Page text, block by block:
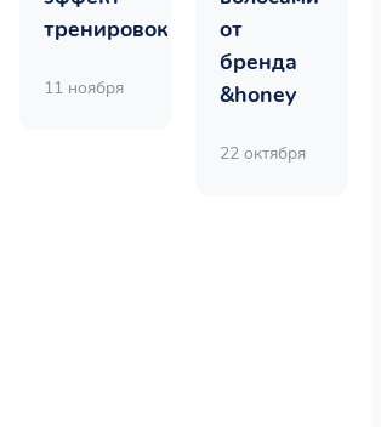
тренировок
11 ноября
от
бренда
&honey
22 октября